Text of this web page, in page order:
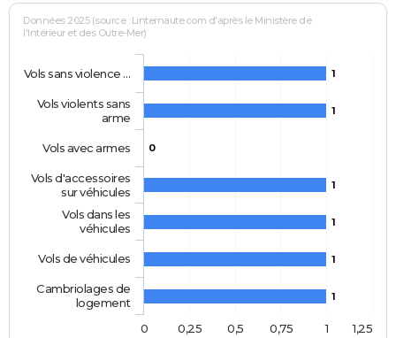
Données 2025 (source : Linternaute.com d'après le Ministère de
l'Intérieur et des Outre-Mer)
1
1
0
1
1
1
1
Vols sans violence …
Vols violents sans
arme
Vols avec armes
Vols d'accessoires
sur véhicules
Vols dans les
véhicules
Vols de véhicules
Cambriolages de
logement
0
1
0,25 0,5 0,75 1,25